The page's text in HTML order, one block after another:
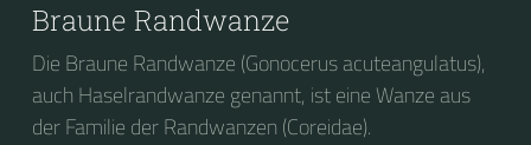
Braune Randwanze
Die Braune Randwanze (Gonocerus acuteangulatus),
auch Haselrandwanze genannt, ist eine Wanze aus
der Familie der Randwanzen (Coreidae).